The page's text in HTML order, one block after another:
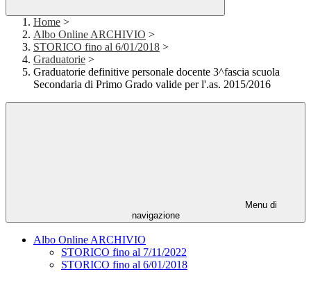
Home >
Albo Online ARCHIVIO >
STORICO fino al 6/01/2018 >
Graduatorie >
Graduatorie definitive personale docente 3^fascia scuola
Secondaria di Primo Grado valide per l'.as. 2015/2016
Menu di
navigazione
Albo Online ARCHIVIO
STORICO fino al 7/11/2022
STORICO fino al 6/01/2018